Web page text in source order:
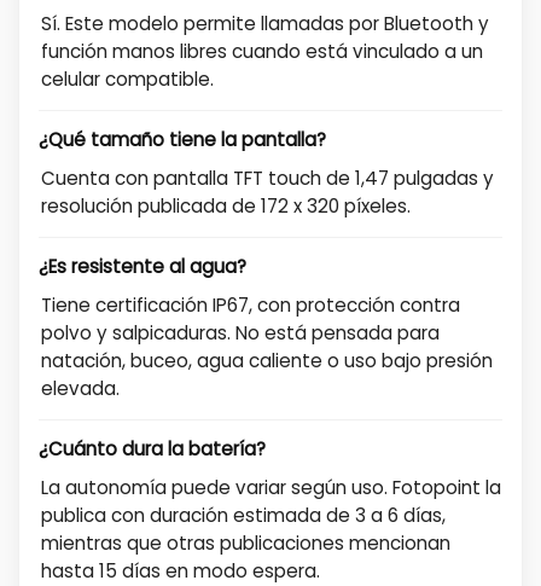
Sí. Este modelo permite llamadas por Bluetooth y
función manos libres cuando está vinculado a un
celular compatible.
¿Qué tamaño tiene la pantalla?
Cuenta con pantalla TFT touch de 1,47 pulgadas y
resolución publicada de 172 x 320 píxeles.
¿Es resistente al agua?
Tiene certificación IP67, con protección contra
polvo y salpicaduras. No está pensada para
natación, buceo, agua caliente o uso bajo presión
elevada.
¿Cuánto dura la batería?
La autonomía puede variar según uso. Fotopoint la
publica con duración estimada de 3 a 6 días,
mientras que otras publicaciones mencionan
hasta 15 días en modo espera.